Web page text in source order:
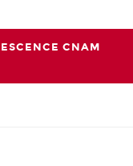
CNAM